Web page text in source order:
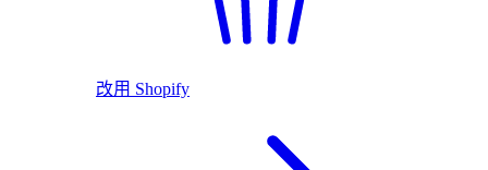
改用 Shopify